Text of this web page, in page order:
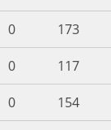
0
173
0
117
0
154